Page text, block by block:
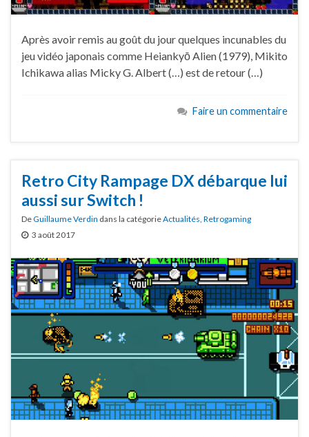
Après avoir remis au goût du jour quelques incunables du
jeu vidéo japonais comme Heiankyō Alien (1979), Mikito
Ichikawa alias Micky G. Albert (…) est de retour (…)
Faire un commentaire
Retro City Rampage DX débarque lui
aussi sur Switch !
DeGuillaume Verdin dans la catégorieActualités, Retrogaming
3 août 2017